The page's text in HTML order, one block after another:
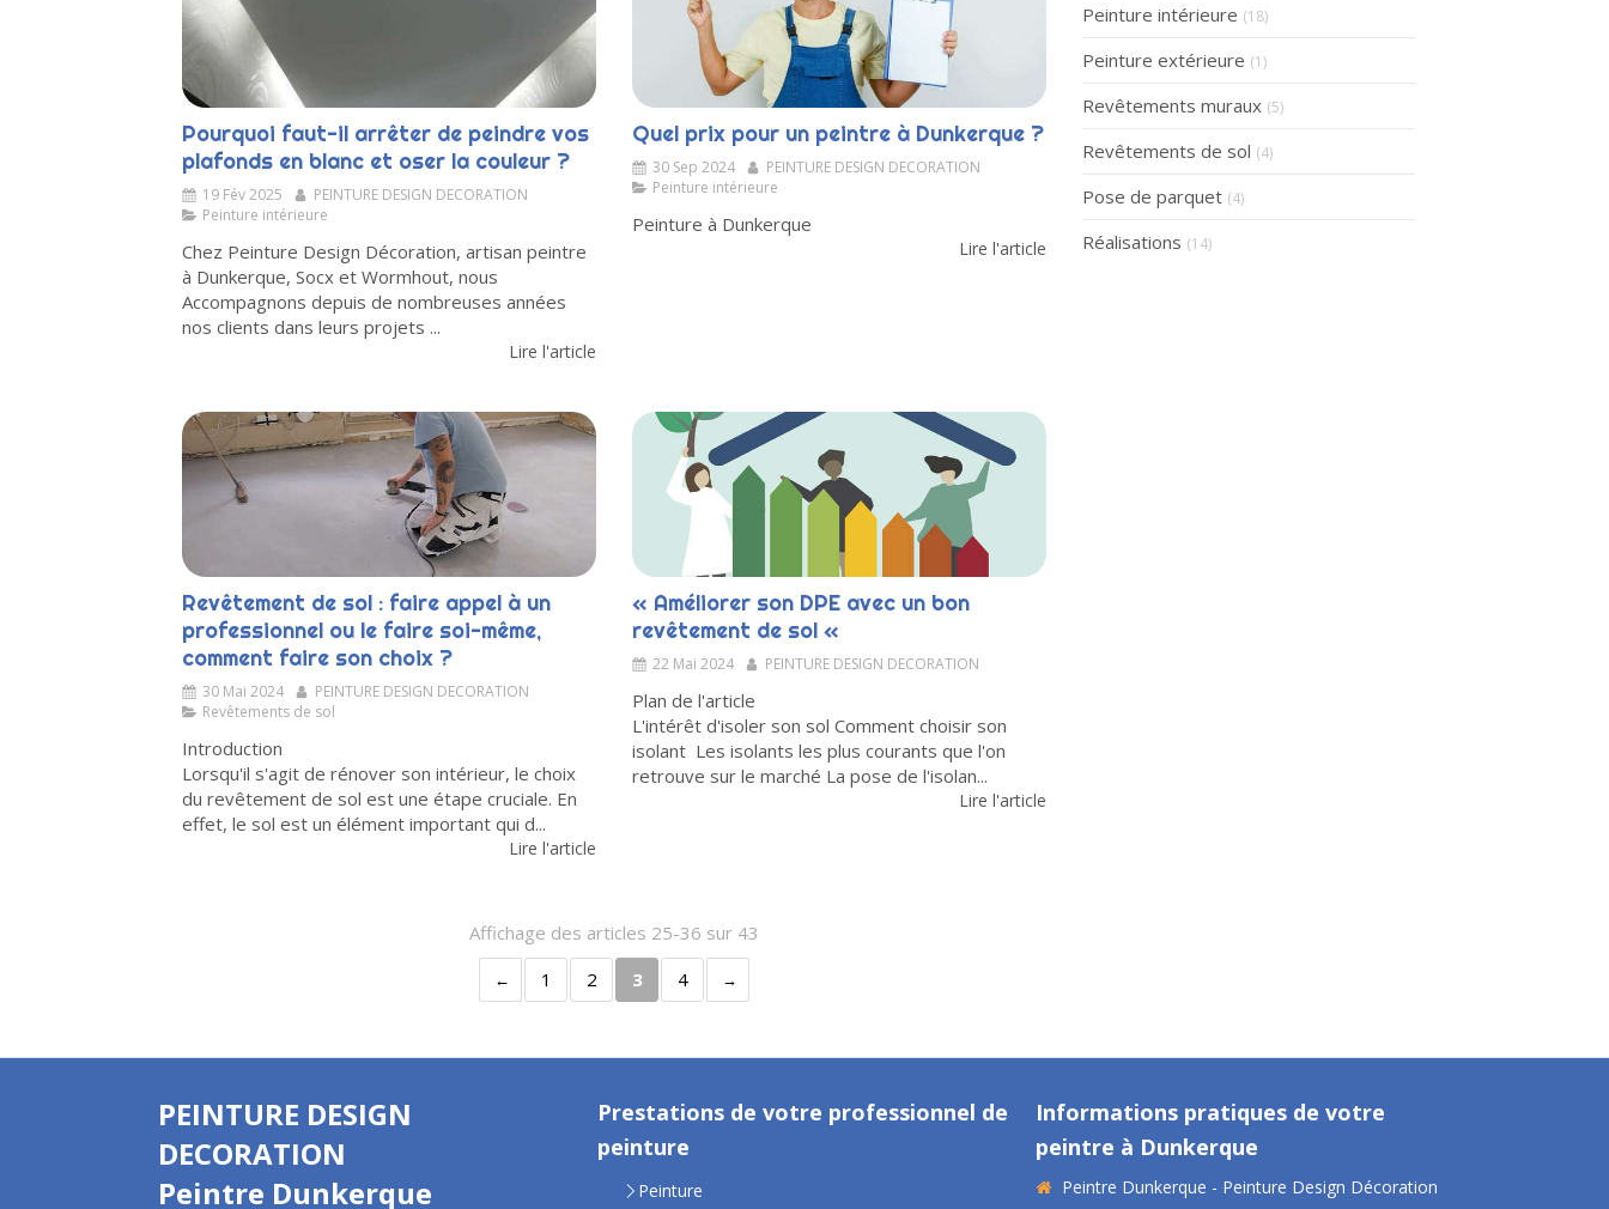
Pourquoi faut-il arrêter de peindre vos
plafonds en blanc et oser la couleur ?
19 Fév 2025
PEINTURE DESIGN DECORATION
Peinture intérieure
Chez Peinture Design Décoration, artisan peintre
à Dunkerque, Socx et Wormhout, nous
Accompagnons depuis de nombreuses années
nos clients dans leurs projets ...
Lire l'article
Quel prix pour un peintre à Dunkerque ?
30 Sep 2024
PEINTURE DESIGN DECORATION
Peinture intérieure
Peinture à Dunkerque
Lire l'article
Revêtement de sol : faire appel à un
professionnel ou le faire soi-même,
comment faire son choix ?
30 Mai 2024
PEINTURE DESIGN DECORATION
Revêtements de sol
Introduction
Lorsqu'il s'agit de rénover son intérieur, le choix
du revêtement de sol est une étape cruciale. En
effet, le sol est un élément important qui d...
Lire l'article
« Améliorer son DPE avec un bon
revêtement de sol «
22 Mai 2024 PEINTURE DESIGN DECORATION
Plan de l'article
L'intérêt d'isoler son sol Comment choisir son
isolant Les isolants les plus courants que l'on
retrouve sur le marché La pose de l'isolan...
Lire l'article
Affichage des articles 25-36 sur 43
1
2 3 4
Peinture intérieure (18)
Peinture extérieure (1)
Revêtements muraux (5)
Revêtements de sol (4)
Pose de parquet (4)
Réalisations (14)
PEINTURE DESIGN
DECORATION
Peintre Dunkerque
Prestations de votre professionnel de
peinture
Peinture
Informations pratiques de votre
peintre à Dunkerque
Peintre Dunkerque - Peinture Design Décoration